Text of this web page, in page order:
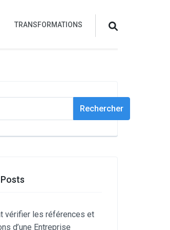
TRANSFORMATIONS
Rechercher
vérifier les références et
d’une Entreprise